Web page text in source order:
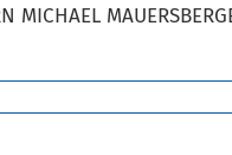
MICHAEL